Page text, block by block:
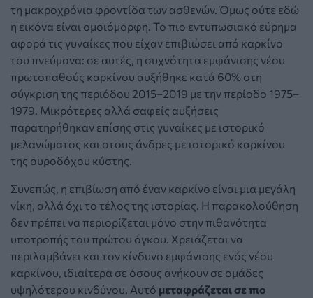
τη μακροχρόνια φροντίδα των ασθενών. Όμως ούτε εδώ
η εικόνα είναι ομοιόμορφη. Το πιο εντυπωσιακό εύρημα
αφορά τις γυναίκες που είχαν επιβιώσει από καρκίνο
του πνεύμονα: σε αυτές, η συχνότητα εμφάνισης νέου
πρωτοπαθούς καρκίνου αυξήθηκε κατά 60% στη
σύγκριση της περιόδου 2015–2019 με την περίοδο 1975–
1979. Μικρότερες αλλά σαφείς αυξήσεις
παρατηρήθηκαν επίσης στις γυναίκες με ιστορικό
μελανώματος και στους άνδρες με ιστορικό καρκίνου
της ουροδόχου κύστης.
Συνεπώς, η επιβίωση από έναν καρκίνο είναι μια μεγάλη
νίκη, αλλά όχι το τέλος της ιστορίας. Η παρακολούθηση
δεν πρέπει να περιορίζεται μόνο στην πιθανότητα
υποτροπής του πρώτου όγκου. Χρειάζεται να
περιλαμβάνει και τον κίνδυνο εμφάνισης ενός νέου
καρκίνου, ιδιαίτερα σε όσους ανήκουν σε ομάδες
υψηλότερου κινδύνου. Αυτό μεταφράζεται σε πιο